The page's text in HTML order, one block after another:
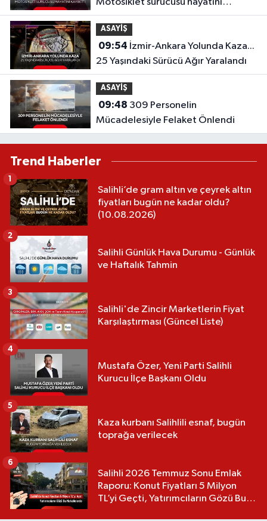
Motosiklet sürücüsü hayatını
kaybetti
ASAYİŞ
09:54
25 Yaşındaki Sürücü Ağır Yaralandı
ASAYİŞ
09:48
Mücadelesiyle Felaket Önlendi
Trend Haberler
Salihli’de gram altın ve çeyrek altın
fiyatları bugün ne kadar oldu?
(10.08.2026)
1
Salihli Günlük Hava Durumu - Günlük
ve Haftalık Tahmin
2
Salihli'de Zincir Marketlerin Fiyat
Karşılaştırması (Güncel Liste)
3
Mustafa Özer, Yeni Parti Salihli
Kurucu İlçe Başkanı Oldu
4
Kaza kurbanı Salihlili esnaf, bugün
toprağa verilecek
5
Salihli 2026 Temmuz Sonu Emlak
Raporu: Konut Fiyatları 5 Milyon
TL’yi Geçti, Yatırımcıların Gözü Bu
6